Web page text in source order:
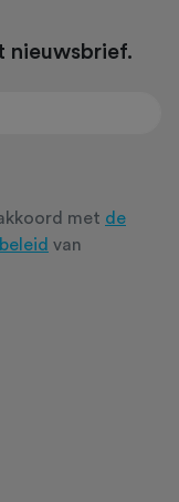
nieuwsbrief.
met de
van